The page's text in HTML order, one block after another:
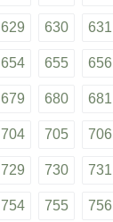
629 630 631
654 655 656
679 680 681
704 705 706
729 730 731
754 755 756